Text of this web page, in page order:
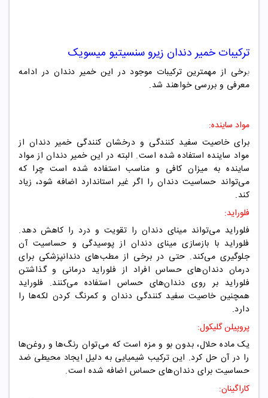
ترکیبات خمیر دندان زیرو سنسیتیو میسویک
برخی از مهمترین ترکیبات موجود در این خمیر دندان در ادامه
معرفی و بررسی خواهند شد.
مواد ساینده:
برای خاصیت سفید کنندگی و درخشان کنندگی خمیر دندان از
مواد ساینده استفاده شده است. البته در این خمیر دندان از مواد
ساینده به میزان کافی و مناسب استفاده شده است چرا که
می‌تواند حساسیت دندان را اگر غیر استاندارد اضافه شود، زیاد
کند.
فلوراید:
فلوراید می‌تواند مینای دندان را تقویت و درد را کاهش دهد.
فلوراید با بازسازی مینای دندان از پوسیدگی و حساسیت آن
جلوگیری می‌کند. حتی در برخی از مطب‌های دندانپزشکی برای
درمان دندان‌های حساس افراد از فلوراید درمانی و گذاشتن
فلوراید بر روی دندان‌های حساس استفاده می‌کنند. فلوراید
همچنین خاصیت سفید کنندگی دندان و کمرنگ کردن لکه‌ها را
دارد.
پروپیلن گلیکول:
یک ماده حلال، بدون بو و مزه است که می‌توان رنگ‌ها و روغن‌ها
را در آن حل کرد. این ترکیب شیمیایی به دلیل ایجاد محیطی ضد
حساسیت برای دندان‌های حساس اضافه شده است.
کاراگینان: